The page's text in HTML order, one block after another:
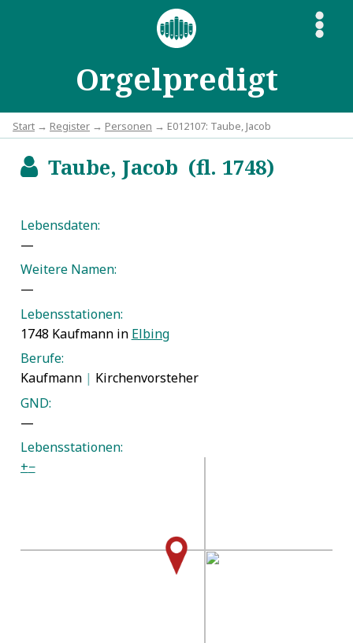
Orgelpredigt
S
Start → Register → Personen → E012107: Taube, Jacob
bTaube, Jacob (fl. 1748)
Lebensdaten:
—
Weitere Namen:
—
Lebensstationen:
1748 Kaufmann in Elbing
Berufe:
Kaufmann | Kirchenvorsteher
GND:
—
Lebensstationen:
+−